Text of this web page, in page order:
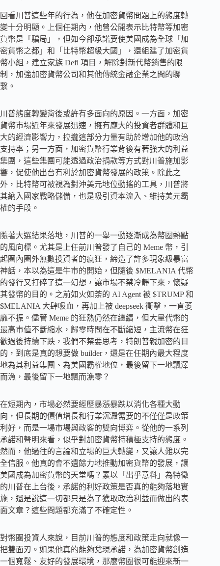
回看川普這些年的行為，他在加密貨幣問題上的態度轉
變十分明顯。上個任期內，他曾公開表示比特幣等加密
貨幣是「騙局」，但如今卻承諾要使美國成為全球「加
密貨幣之都」和「比特幣超級大國」，還組建了加密貨
幣小組，建立家族 Defi 項目，解除對新代幣銷售的限
制，加強加密貨幣公司和其他傳統金融企業之間的聯
繫。
川普態度轉變背後或許有多面向的原因。一方面，加密
貨幣市場近年來發展迅速，擁有龐大的投資者群體和巨
大的經濟影響力，拉攏這部分力量有助於增加他的政治
支持率；另一方面，加密貨幣行業背後有著強大的利益
集團，這些集團可能透過政治捐款等方式對川普施加影
響，促使他出台有利於加密貨幣發展的政策。除此之
外，比特幣可被視為對沖美元地位動搖的工具，川普將
其納入國家戰略儲備，也是吸引資本流入、維持美元霸
權的手段。
隨著大選結果落地，川普的一舉一動逐漸成為幣圈熱點
的風向標。尤其是上任前川普發了自己的 Meme 幣，引
起圈內圈外無數投資者的瘋狂，締造了許多現象級暴富
神話，本以為這是牛市的開始，但隨後 $MELANIA 代幣
的發行又打碎了這一幻想，讓市場不禁冷靜下來，懷疑
其發幣的目的。之前如火如荼的 AI Agent 被 $TRUMP 和
$MELANIA 大肆吸血，再加上被 deepseek 衝擊，一直萎
靡不振。儘管 Meme 的狂熱仍然在繼續，但大量代幣的
最高市值不斷縮水，歸零時間在不斷縮短，主流幣在狂
歡過後持續下跌，我們不禁要思考，特朗普親加密的目
的，到底是真的想要做 builder，還是在任期內最大程度
地為其利益集團、為美國霸權地位，最後留下一地飄澤
而漁，最後留下一地飄而漁零？
在短期內，市場必然要經歷暴漲暴跌以消化各種大動
向，但長期的價值增長和行業沉澱需要的不僅僅是政策
利好，而是一場市場與政客的雙向博弈。從他的一系列
承諾和聲明來看，似乎對加密貨幣持積極支持的態度。
然而，他過往的言論和立場的巨大轉變，又讓人難以完
全信服。他真的會不遺餘力地推動加密貨幣的發展，讓
美國成為加密貨幣的天堂嗎？素以「出乎意料」為特徵
的川普在上台後，承諾的利好政策是否真的能夠落地實
施，還是說這一切都只是為了獲取政治利益而做出的表
面文章？這些問題都充滿了不確定性。
對幣圈投資人來說，目前川普的態度和政策走向就像一
把雙面刃。如果他真的能夠兌現承諾，為加密貨幣創造
一個寬鬆、友好的發展環境，那麼幣圈很可能迎來新一